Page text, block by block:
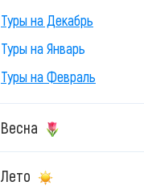
Туры на Декабрь
Туры на Январь
Туры на Февраль
Весна
Лето